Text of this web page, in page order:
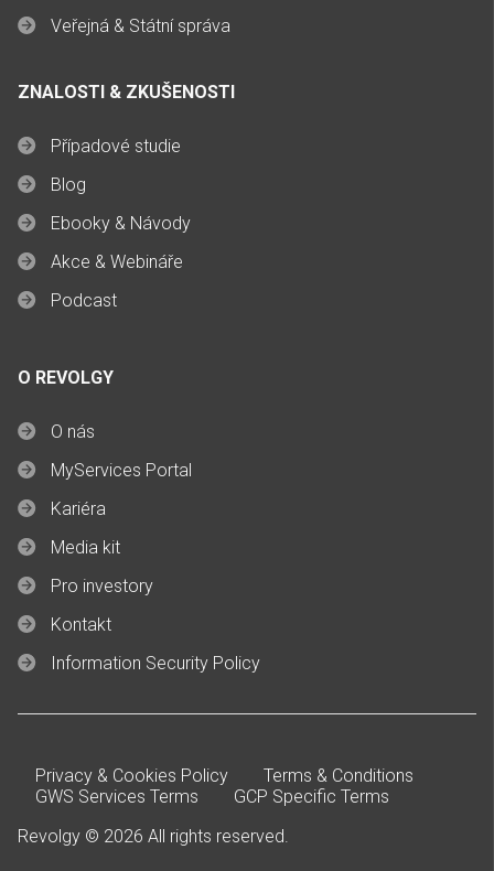
Veřejná & Státní správa
ZNALOSTI & ZKUŠENOSTI
Případové studie
Blog
Ebooky & Návody
Akce & Webináře
Podcast
O REVOLGY
O nás
MyServices Portal
Kariéra
Media kit
Pro investory
Kontakt
Information Security Policy
Privacy & Cookies Policy
Terms & Conditions
GWS Services Terms
GCP Specific Terms
Revolgy © 2026 All rights reserved.